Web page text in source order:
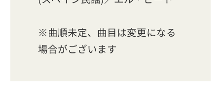
※曲順未定、曲目は変更になる
場合がございます